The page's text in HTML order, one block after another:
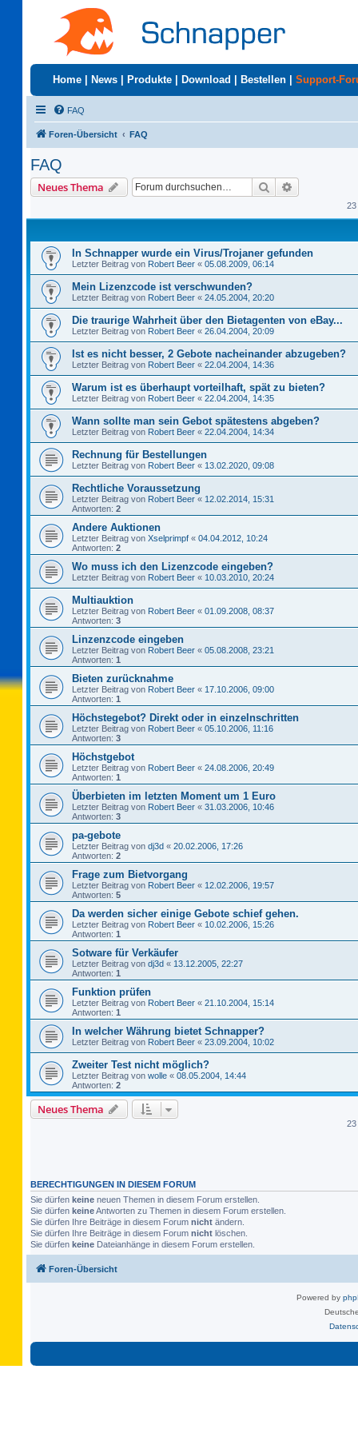
Home News Produkte Download Bestellen Support-
FAQ
Foren-Übersicht FAQ
FAQ
Neues Thema Suche
23
In Schnapper wurde ein Virus/Trojaner gefunden
Letzter Beitrag von Robert Beer « 05.08.2009, 06:14
Mein Lizenzcode ist verschwunden?
Letzter Beitrag von Robert Beer « 24.05.2004, 20:20
Die traurige Wahrheit über den Bietagenten von eBay...
Letzter Beitrag von Robert Beer « 26.04.2004, 20:09
Ist es nicht besser, 2 Gebote nacheinander abzugeben?
Letzter Beitrag von Robert Beer « 22.04.2004, 14:36
Warum ist es überhaupt vorteilhaft, spät zu bieten?
Letzter Beitrag von Robert Beer « 22.04.2004, 14:35
Wann sollte man sein Gebot spätestens abgeben?
Letzter Beitrag von Robert Beer « 22.04.2004, 14:34
Rechnung für Bestellungen
Letzter Beitrag von Robert Beer « 13.02.2020, 09:08
Rechtliche Voraussetzung
Letzter Beitrag von Robert Beer « 12.02.2014, 15:31
Antworten: 2
Andere Auktionen
Letzter Beitrag von Xselprimpf « 04.04.2012, 10:24
Antworten: 2
Wo muss ich den Lizenzcode eingeben?
Letzter Beitrag von Robert Beer « 10.03.2010, 20:24
Multiauktion
Letzter Beitrag von Robert Beer « 01.09.2008, 08:37
Antworten: 3
Linzenzcode eingeben
Letzter Beitrag von Robert Beer « 05.08.2008, 23:21
Antworten: 1
Bieten zurücknahme
Letzter Beitrag von Robert Beer « 17.10.2006, 09:00
Antworten: 1
Höchstegebot? Direkt oder in einzelnschritten
Letzter Beitrag von Robert Beer « 05.10.2006, 11:16
Antworten: 3
Höchstgebot
Letzter Beitrag von Robert Beer « 24.08.2006, 20:49
Antworten: 1
Überbieten im letzten Moment um 1 Euro
Letzter Beitrag von Robert Beer « 31.03.2006, 10:46
Antworten: 3
pa-gebote
Letzter Beitrag von dj3d « 20.02.2006, 17:26
Antworten: 2
Frage zum Bietvorgang
Letzter Beitrag von Robert Beer « 12.02.2006, 19:57
Antworten: 5
Da werden sicher einige Gebote schief gehen.
Letzter Beitrag von Robert Beer « 10.02.2006, 15:26
Antworten: 1
Sotware für Verkäufer
Letzter Beitrag von dj3d « 13.12.2005, 22:27
Antworten: 1
Funktion prüfen
Letzter Beitrag von Robert Beer « 21.10.2004, 15:14
Antworten: 1
In welcher Währung bietet Schnapper?
Letzter Beitrag von Robert Beer « 23.09.2004, 10:02
Zweiter Test nicht möglich?
Letzter Beitrag von wolle « 08.05.2004, 14:44
Antworten: 2
Neues Thema
23
BERECHTIGUNGEN IN DIESEM FORUM
Sie dürfen keine neuen Themen in diesem Forum erstellen.
Sie dürfen keineAntworten zu Themen in diesem Forum erstellen.
Sie dürfen Ihre Beiträge in diesem Forum nicht ändern.
Sie dürfen Ihre Beiträge in diesem Forum nicht löschen.
Sie dürfen keine Dateianhänge in diesem Forum erstellen.
Foren-Übersicht
Powered by